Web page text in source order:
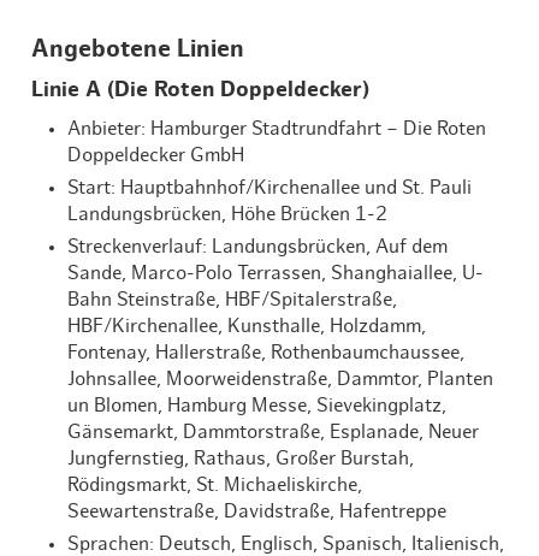
Angebotene Linien
Linie A (Die Roten Doppeldecker)
Anbieter: Hamburger Stadtrundfahrt – Die Roten
Doppeldecker GmbH
Start: Hauptbahnhof/Kirchenallee und St. Pauli
Landungsbrücken, Höhe Brücken 1-2
Streckenverlauf: Landungsbrücken, Auf dem
Sande, Marco-Polo Terrassen, Shanghaiallee, U-
Bahn Steinstraße, HBF/Spitalerstraße,
HBF/Kirchenallee, Kunsthalle, Holzdamm,
Fontenay, Hallerstraße, Rothenbaumchaussee,
Johnsallee, Moorweidenstraße, Dammtor, Planten
un Blomen, Hamburg Messe, Sievekingplatz,
Gänsemarkt, Dammtorstraße, Esplanade, Neuer
Jungfernstieg, Rathaus, Großer Burstah,
Rödingsmarkt, St. Michaeliskirche,
Seewartenstraße, Davidstraße, Hafentreppe
Sprachen: Deutsch, Englisch, Spanisch, Italienisch,